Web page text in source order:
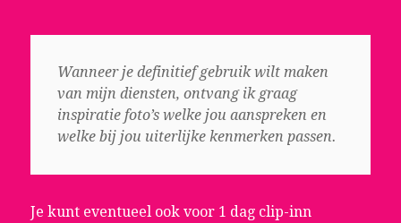
Wanneer je definitief gebruik wilt maken
van mijn diensten, ontvang ik graag
inspiratie foto’s welke jou aanspreken en
welke bij jou uiterlijke kenmerken passen.
Je kunt eventueel ook voor 1 dag clip-inn